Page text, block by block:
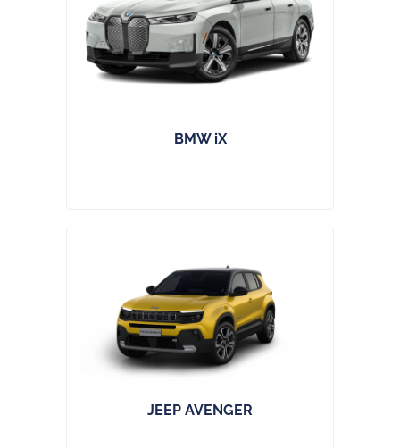
BMW iX
JEEP AVENGER